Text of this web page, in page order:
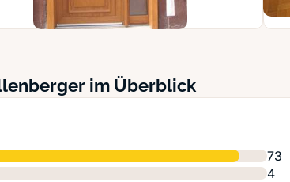
im Überblick
73
4